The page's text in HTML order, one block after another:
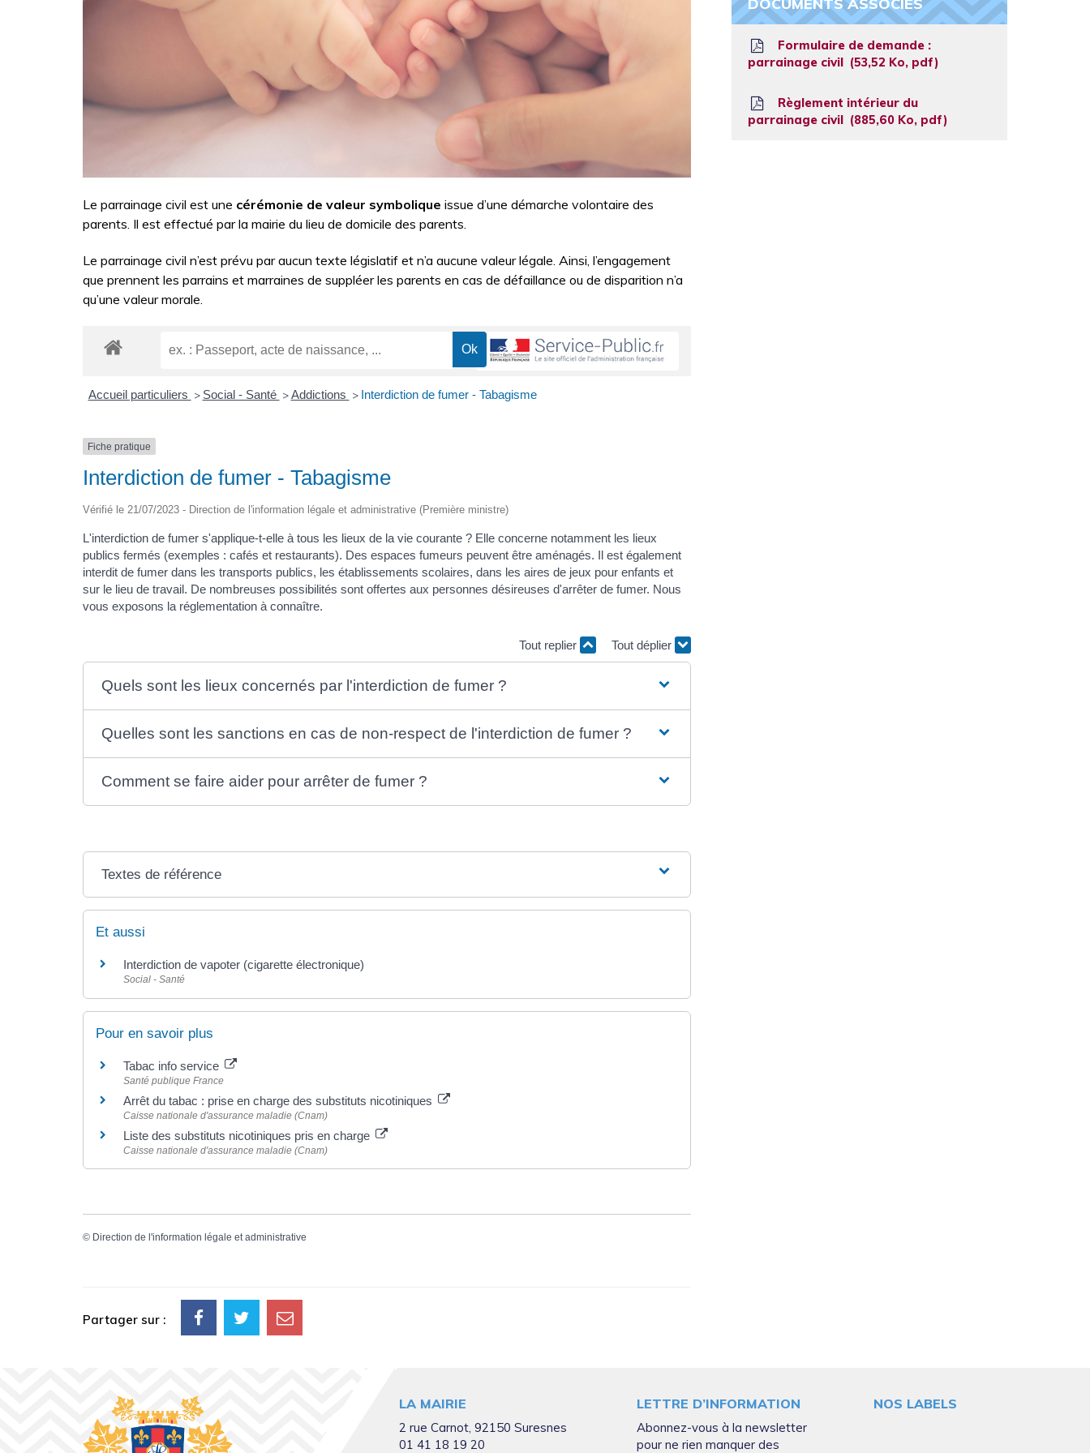
Le parrainage civil est une cérémonie de valeur symbolique issue d’une démarche volontaire des
parents. Il est effectué par la mairie du lieu de domicile des parents.
Le parrainage civil n’est prévu par aucun texte législatif et n’a aucune valeur légale. Ainsi, l’engagement
que prennent les parrains et marraines de suppléer les parents en cas de défaillance ou de disparition n’a
qu’une valeur morale.
Accueil particuliers > Social - Santé > Addictions > Interdiction de fumer - Tabagisme
Fiche pratique
Interdiction de fumer - Tabagisme
Vérifié le 21/07/2023 - Direction de l'information légale et administrative (Première ministre)
L'interdiction de fumer s'applique-t-elle à tous les lieux de la vie courante ? Elle concerne notamment les lieux
publics fermés (exemples : cafés et restaurants). Des espaces fumeurs peuvent être aménagés. Il est également
interdit de fumer dans les transports publics, les établissements scolaires, dans les aires de jeux pour enfants et
sur le lieu de travail. De nombreuses possibilités sont offertes aux personnes désireuses d'arrêter de fumer. Nous
vous exposons la réglementation à connaître.
Tout replier Tout déplier
Quels sont les lieux concernés par l'interdiction de fumer ?
Quelles sont les sanctions en cas de non-respect de l'interdiction de fumer ?
Comment se faire aider pour arrêter de fumer ?
Textes de référence
Et aussi
Interdiction de vapoter (cigarette électronique)
Social - Santé
Pour en savoir plus
Tabac info service
Santé publique France
Arrêt du tabac : prise en charge des substituts nicotiniques
Caisse nationale d'assurance maladie (Cnam)
Liste des substituts nicotiniques pris en charge
Caisse nationale d'assurance maladie (Cnam)
© Direction de l'information légale et administrative
Formulaire de demande :
parrainage civil
53,52 Ko, pdf
Règlement intérieur du
parrainage civil
885,60 Ko, pdf
Partager sur :
LA MAIRIE
2 rue Carnot, 92150 Suresnes
01 41 18 19 20
LETTRE D’INFORMATION
Abonnez-vous à la newsletter
pour ne rien manquer des
NOS LABELS